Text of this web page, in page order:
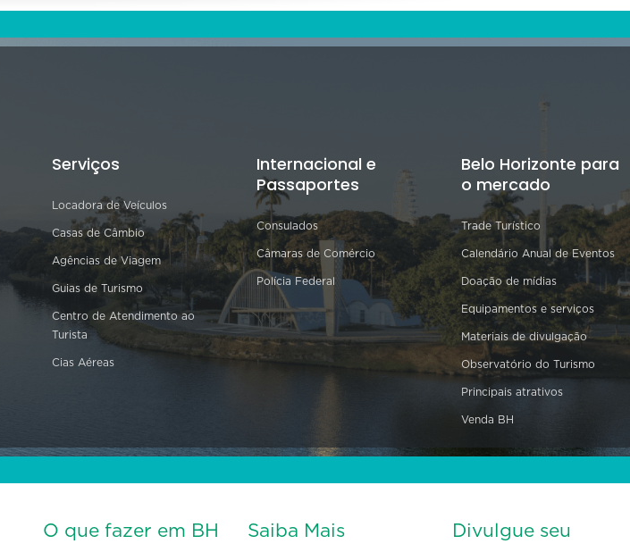
Serviços
Locadora de Veículos
Casas de Câmbio
Agências de Viagem
Guias de Turismo
Centro de Atendimento ao
Turista
Cias Aéreas
Internacional e
Passaportes
Consulados
Câmaras de Comércio
Polícia Federal
Belo Horizonte para
o mercado
Trade Turístico
Calendário Anual de Eventos
Doação de mídias
Equipamentos e serviços
Materiais de divulgação
Observatório do Turismo
Principais atrativos
Venda BH
O que fazer em BH Saiba Mais
Divulgue seu